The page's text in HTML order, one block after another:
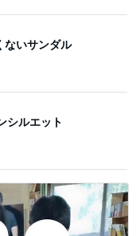
ないサンダル
シルエット